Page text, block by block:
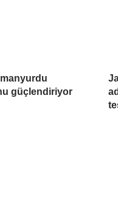
güçlendiriyor